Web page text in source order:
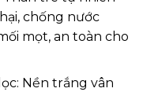
chống nước
mọt, an toàn cho
Nền trắng vân